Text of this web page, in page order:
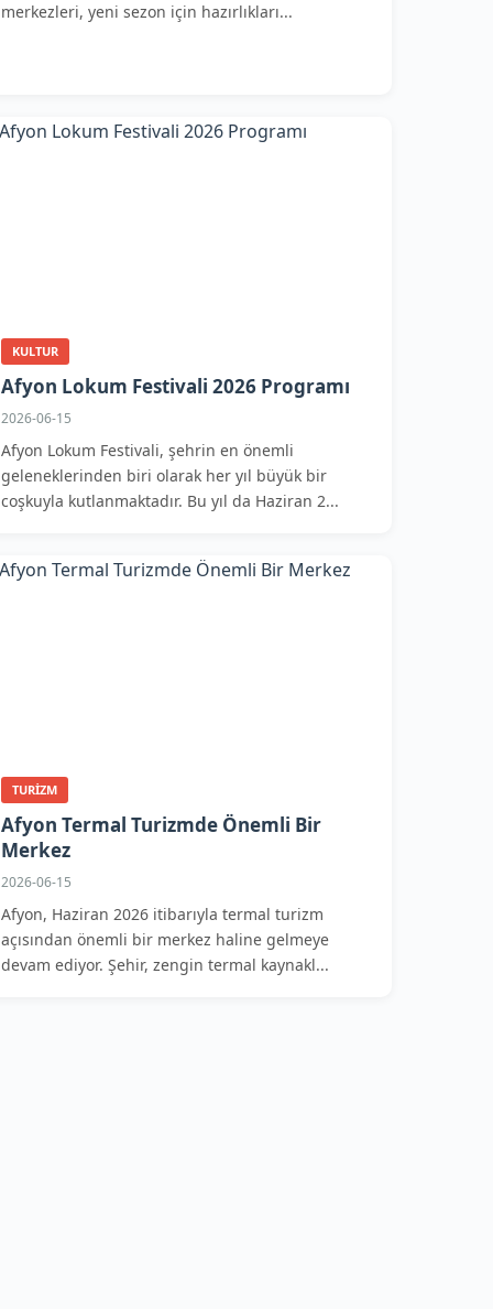
merkezleri, yeni sezon için hazırlıkları...
KULTUR
Afyon Lokum Festivali 2026 Programı
2026-06-15
Afyon Lokum Festivali, şehrin en önemli
geleneklerinden biri olarak her yıl büyük bir
coşkuyla kutlanmaktadır. Bu yıl da Haziran 2...
TURIZM
Afyon Termal Turizmde Önemli Bir
Merkez
2026-06-15
Afyon, Haziran 2026 itibarıyla termal turizm
açısından önemli bir merkez haline gelmeye
devam ediyor. Şehir, zengin termal kaynakl...